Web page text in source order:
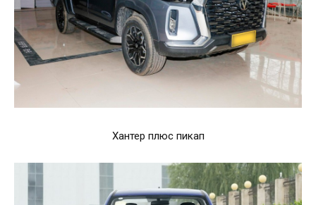
Хантер плюс пикап